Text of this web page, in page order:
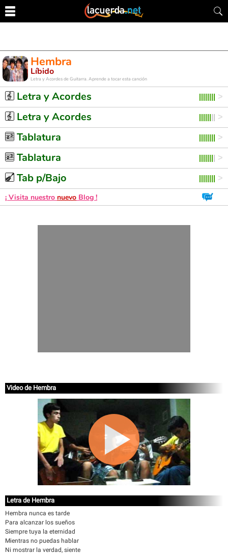
Hembra
Líbido
Letra y Acordes de Guitarra. Aprende a tocar esta canción
Letra y Acordes
Letra y Acordes
Tablatura
Tablatura
Tab p/Bajo
¡ Visita nuestro nuevo Blog !
Video de Hembra
Letra de Hembra
Hembra nunca es tarde
Para alcanzar los sueños
Siempre tuya la eternidad
Mientras no puedas hablar
Ni mostrar la verdad, siente